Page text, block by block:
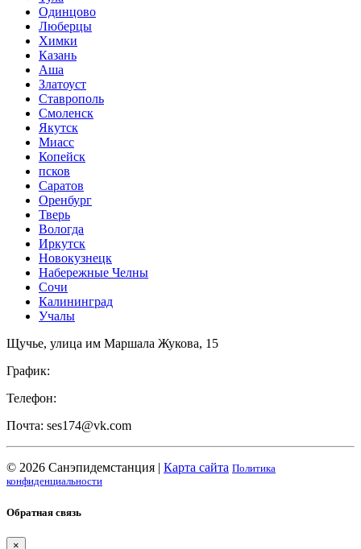
Одинцово
Люберцы
Химки
Казань
Аша
Златоуст
Ставрополь
Смоленск
Якутск
Миасс
Копейск
псков
Саратов
Оренбург
Тверь
Вологда
Иркутск
Новокузнецк
Набережные Челны
Сочи
Калининград
Учалы
Щучье, улица им Маршала Жукова, 15
График:
Телефон:
Почта: ses174@vk.com
© 2026 Санэпидемстанция | Карта сайта Политика
конфиденциальности
Обратная связь
×